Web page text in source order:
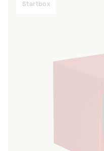
Startbox